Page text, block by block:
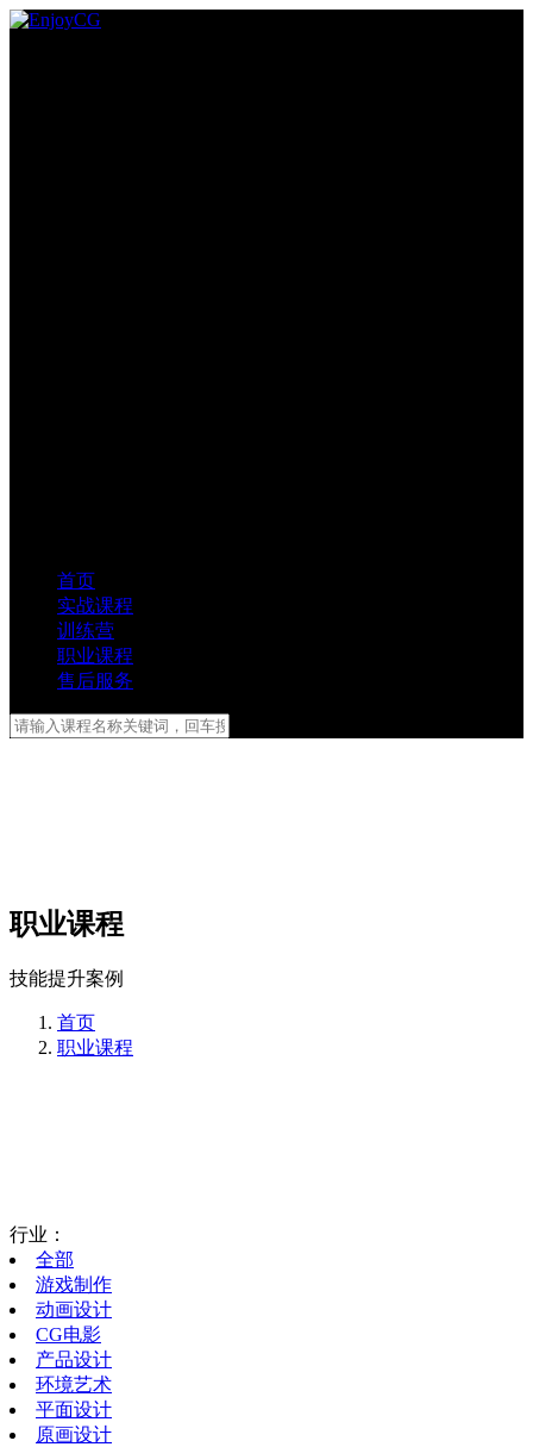
首页
实战课程
训练营
职业课程
售后服务
职业课程
技能提升案例
首页
职业课程
行业：
全部
游戏制作
动画设计
CG电影
产品设计
环境艺术
平面设计
原画设计